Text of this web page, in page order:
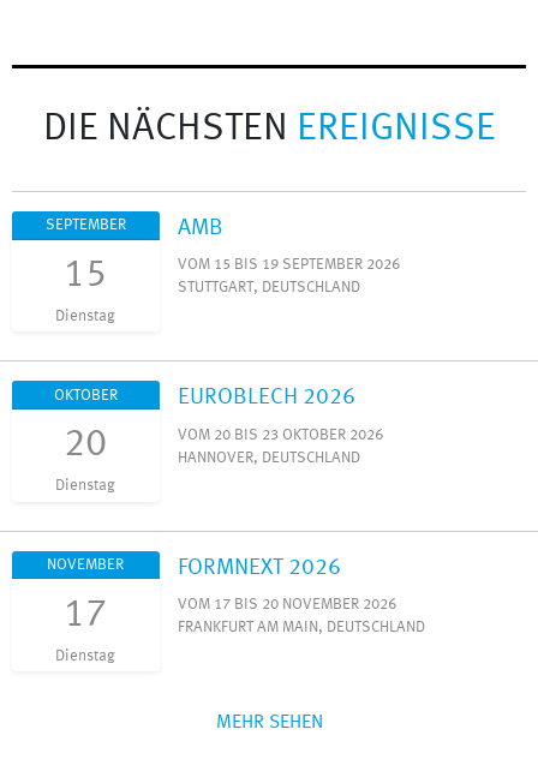
DIE NÄCHSTEN EREIGNISSE
SEPTEMBER
15
Dienstag
AMB
VOM 15 BIS 19 SEPTEMBER 2026
STUTTGART, DEUTSCHLAND
OKTOBER
20
Dienstag
EUROBLECH 2026
VOM 20 BIS 23 OKTOBER 2026
HANNOVER, DEUTSCHLAND
NOVEMBER
17
Dienstag
FORMNEXT 2026
VOM 17 BIS 20 NOVEMBER 2026
FRANKFURT AM MAIN, DEUTSCHLAND
MEHR SEHEN